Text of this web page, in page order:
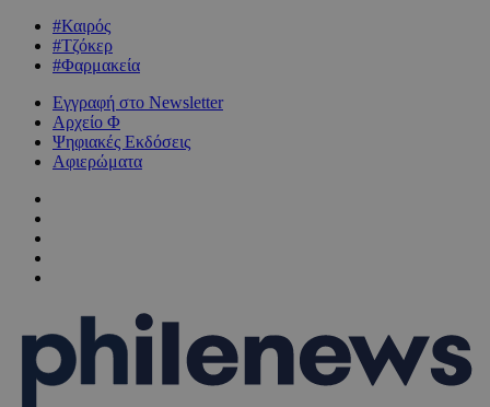
#Καιρός
#Τζόκερ
#Φαρμακεία
Εγγραφή στο Newsletter
Αρχείο Φ
Ψηφιακές Εκδόσεις
Αφιερώματα